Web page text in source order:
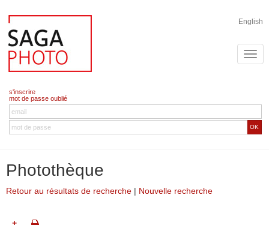
English
s'inscrire
mot de passe oublié
OK
Photothèque
Retour au résultats de recherche | Nouvelle recherche